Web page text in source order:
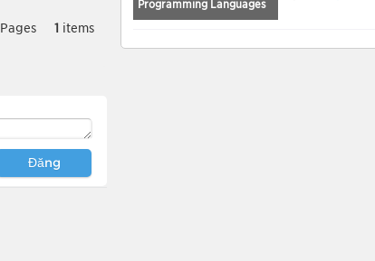
Pages 1 items
Đăng
Programming Languages